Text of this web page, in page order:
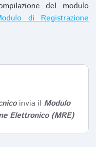
del modulo
di Registrazione
invia il Modulo
Elettronico (MRE)